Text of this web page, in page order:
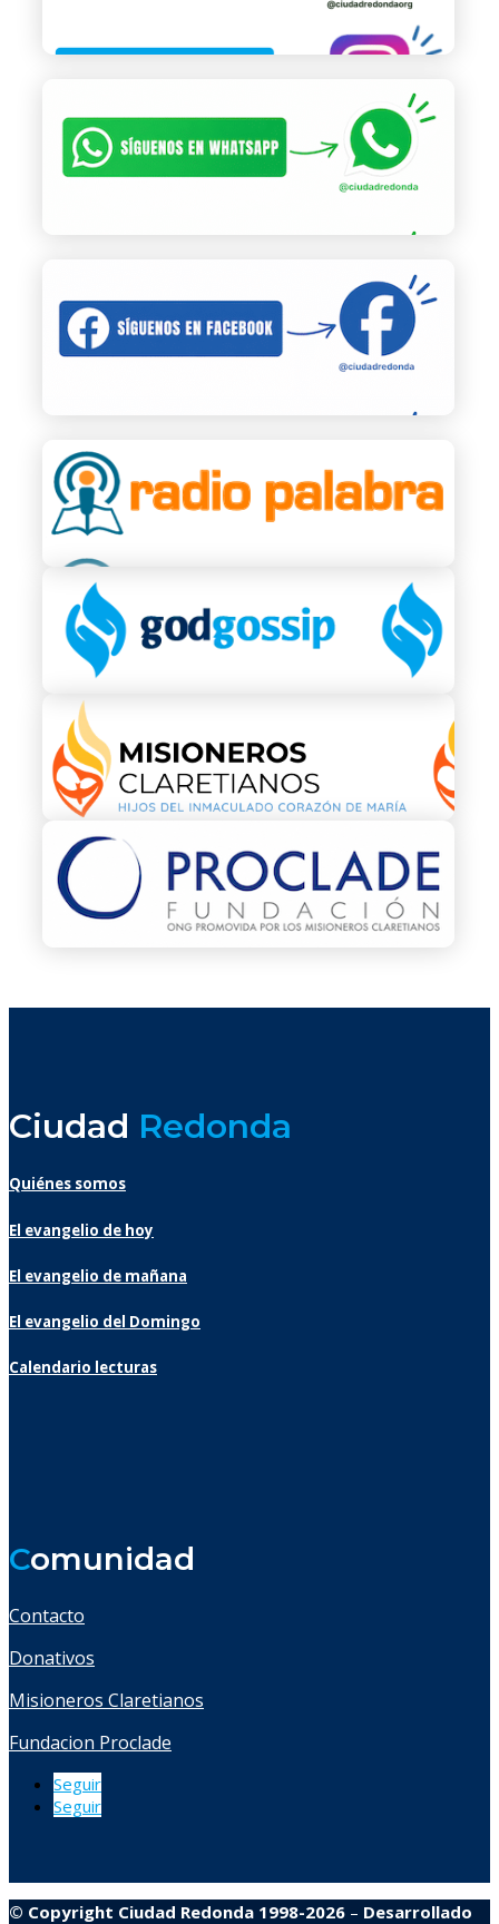
Ciudad Redonda
Quiénes somos
El evangelio de hoy
El evangelio de mañana
El evangelio del Domingo
Calendario lecturas
Comunidad
Contacto
Donativos
Misioneros Claretianos
Fundacion Proclade
Seguir
Seguir
© Copyright Ciudad Redonda 1998-2026 – Desarrollado